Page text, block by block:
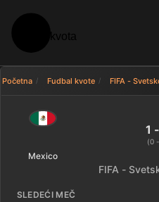
Početna Fudbal kvote FIFA -
Mexico 1 - 0
Mexico
1
(0
FIFA -
SLEDEĆI MEČ